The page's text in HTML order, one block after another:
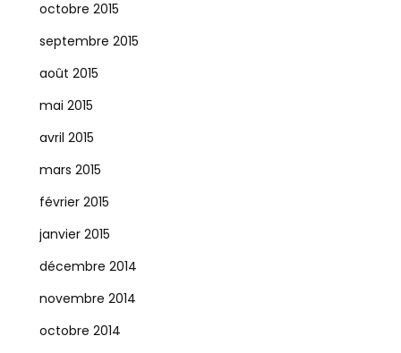
octobre 2015
septembre 2015
août 2015
mai 2015
avril 2015
mars 2015
février 2015
janvier 2015
décembre 2014
novembre 2014
octobre 2014